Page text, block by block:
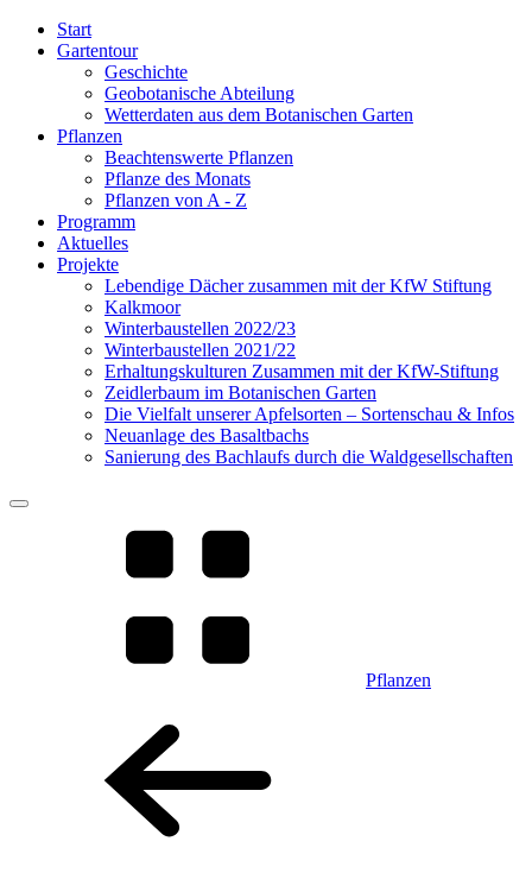
Start
Gartentour
Geschichte
Geobotanische Abteilung
Wetterdaten aus dem Botanischen Garten
Pflanzen
Beachtenswerte Pflanzen
Pflanze des Monats
Pflanzen von A - Z
Programm
Aktuelles
Projekte
Lebendige Dächer zusammen mit der KfW Stiftung
Kalkmoor
Winterbaustellen 2022/23
Winterbaustellen 2021/22
Erhaltungskulturen Zusammen mit der KfW-Stiftung
Zeidlerbaum im Botanischen Garten
Die Vielfalt unserer Apfelsorten – Sortenschau & Infos
Neuanlage des Basaltbachs
Sanierung des Bachlaufs durch die Waldgesellschaften
Pflanzen